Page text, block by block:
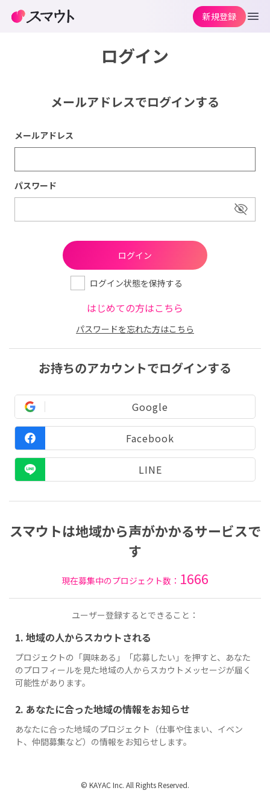
ログイン
メールアドレスでログインする
メールアドレス
パスワード
ログイン状態を保持する
はじめての方はこちら
パスワードを忘れた方はこちら
お持ちのアカウントでログインする
Google
Facebook
LINE
スマウトは地域から声がかかるサービスで
す
現在募集中のプロジェクト数： 1666
ユーザー登録するとできること：
1. 地域の人からスカウトされる
プロジェクトの「興味ある」「応募したい」を押すと、あなた
のプロフィールを見た地域の人からスカウトメッセージが届く
可能性があります。
2. あなたに合った地域の情報をお知らせ
あなたに合った地域のプロジェクト（仕事や住まい、イベン
ト、仲間募集など）の情報をお知らせします。
新規登録
© KAYAC Inc. All Rights Reserved.